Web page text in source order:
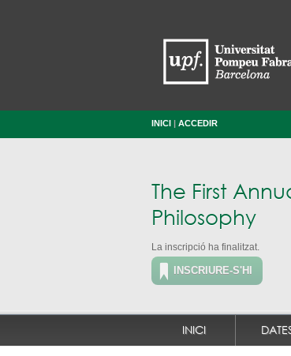
INICI | ACCEDIR
The First
Philosophy
La inscripció ha finalitzat.
INSCRIURE-S'HI
INICI